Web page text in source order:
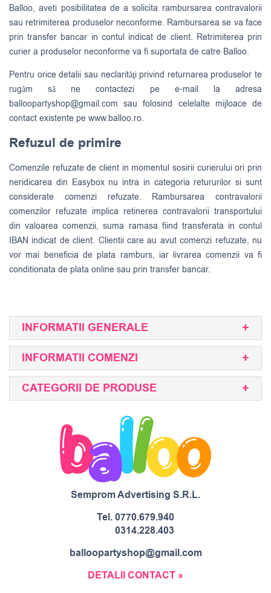
Balloo, aveti posibilitatea de a solicita rambursarea contravalorii
sau retrimiterea produselor neconforme. Rambursarea se va face
prin transfer bancar in contul indicat de client. Retrimiterea prin
curier a produselor neconforme va fi suportata de catre Balloo.
Pentru orice detalii sau neclarităţi privind returnarea produselor te
rugăm să ne contactezi pe e-mail la adresa
balloopartyshop@gmail.com sau folosind celelalte mijloace de
contact existente pe www.balloo.ro.
Refuzul de primire
Comenzile refuzate de client in momentul sosirii curierului ori prin
neridicarea din Easybox nu intra in categoria retururilor si sunt
considerate comenzi refuzate. Rambursarea contravalorii
comenzilor refuzate implica retinerea contravalorii transportului
din valoarea comenzii, suma ramasa fiind transferata in contul
IBAN indicat de client. Clientii care au avut comenzi refuzate, nu
vor mai beneficia de plata ramburs, iar livrarea comenzii va fi
conditionata de plata online sau prin transfer bancar.
INFORMATII GENERALE
INFORMATII COMENZI
CATEGORII DE PRODUSE
Semprom Advertising S.R.L.
Tel.0770.679.940
0314.228.403
balloopartyshop@gmail.com
DETALII CONTACT »